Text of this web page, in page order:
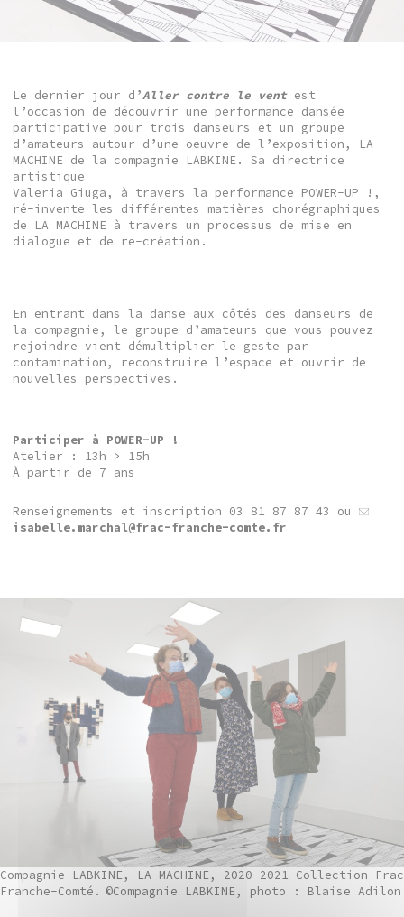
Le dernier jour d’Aller contre le ventest
l’occasion de découvrir une performance dansée
participative pour trois danseurs et un groupe
d’amateurs autour d’une oeuvre de l’exposition, LA
MACHINE de la compagnie LABKINE. Sa directrice
artistique
Valeria Giuga, à travers la performance POWER-UP !,
ré-invente les différentes matières chorégraphiques
de LA MACHINE à travers un processus de mise en
dialogue et de re-création.
En entrant dans la danse aux côtés des danseurs de
la compagnie, le groupe d’amateurs que vous pouvez
rejoindre vient démultiplier le geste par
contamination, reconstruire l’espace et ouvrir de
nouvelles perspectives.
Participer à POWER-UP !
Atelier : 13h > 15h
À partir de 7 ans
Renseignements et inscription 03 81 87 87 43 ou
isabelle.marchal@frac-franche-comte.fr
Compagnie LABKINE, LA MACHINE, 2020-2021 Collection Frac
Franche-Comté. ©Compagnie LABKINE, photo : Blaise Adilon